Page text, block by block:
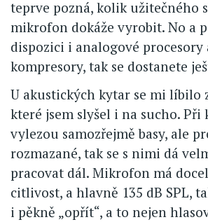
teprve pozná, kolik užitečného
mikrofon dokáže vyrobit. No a
dispozici i analogové procesory
kompresory, tak se dostanete
U akustických kytar se mi líbilo
které jsem slyšel i na sucho. Při
vylezou samozřejmě basy, ale
rozmazané, tak se s nimi dá
pracovat dál. Mikrofon má
citlivost, a hlavně 135 dB SPL,
i pěkně „opřít“, a to nejen